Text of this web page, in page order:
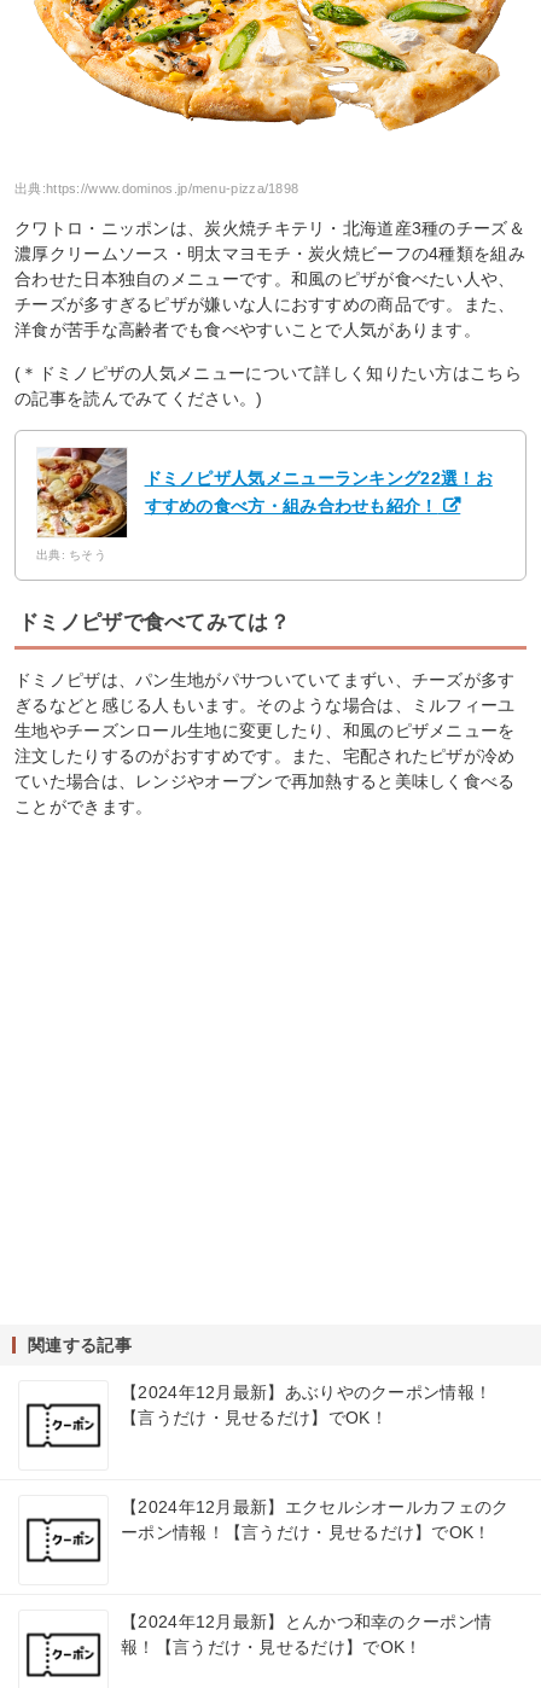
出典: https://www.dominos.jp/menu-pizza/1898
クワトロ・ニッポンは、炭火焼チキテリ・北海道産3種のチーズ＆
濃厚クリームソース・明太マヨモチ・炭火焼ビーフの4種類を組み
合わせた日本独自のメニューです。和風のピザが食べたい人や、
チーズが多すぎるピザが嫌いな人におすすめの商品です。また、
洋食が苦手な高齢者でも食べやすいことで人気があります。
(＊ドミノピザの人気メニューについて詳しく知りたい方はこちら
の記事を読んでみてください。)
ドミノピザ人気メニューランキング22選！お
すすめの食べ方・組み合わせも紹介！
出典: ちそう
ドミノピザで食べてみては？
ドミノピザは、パン生地がパサついていてまずい、チーズが多す
ぎるなどと感じる人もいます。そのような場合は、ミルフィーユ
生地やチーズンロール生地に変更したり、和風のピザメニューを
注文したりするのがおすすめです。また、宅配されたピザが冷め
ていた場合は、レンジやオーブンで再加熱すると美味しく食べる
ことができます。
関連する記事
【2024年12月最新】あぶりやのクーポン情報！
【言うだけ・見せるだけ】でOK！
【2024年12月最新】エクセルシオールカフェのク
ーポン情報！【言うだけ・見せるだけ】でOK！
【2024年12月最新】とんかつ和幸のクーポン情
報！【言うだけ・見せるだけ】でOK！